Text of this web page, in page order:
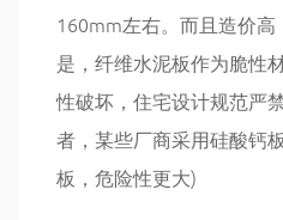
160mm左右。而且造价
是，纤维水泥板作为脆性
性破坏，住宅设计规范严
者，某些厂商采用硅酸钙
板，危险性更大)